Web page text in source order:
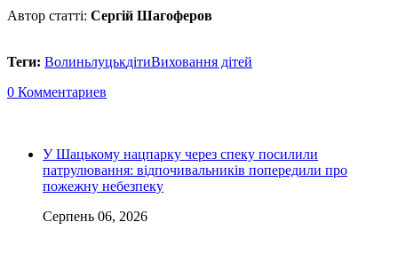
Автор статті: Сергій Шагоферов
Теги: ВолиньлуцькдітиВиховання дітей
0 Комментариев
У Шацькому нацпарку через спеку посилили
патрулювання: відпочивальників попередили про
пожежну небезпеку
Серпень 06, 2026